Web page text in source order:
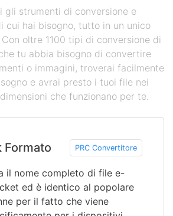
gli strumenti di conversione e
cui hai bisogno, tutto in un unico
oltre 1100 tipi di conversione di
tu abbia bisogno di convertire
o immagini, troverai facilmente
e avrai presto i tuoi file nei
che funzionano per te.
Formato PRC Convertitore
il nome completo di file e-
ed è identico al popolare
per il fatto che viene